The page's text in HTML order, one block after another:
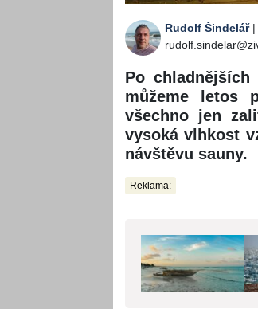
Rudolf Šindelář|
Po
můžeme letos
všechno jen
vysoká vlhkost
návštěvu sauny.
Reklama: